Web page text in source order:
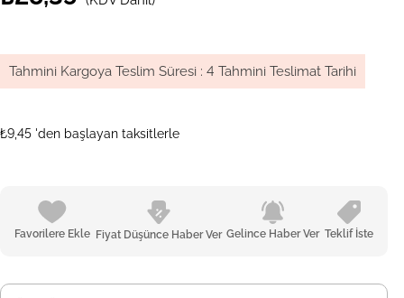
Tahmini Kargoya Teslim Süresi : 4 Tahmini Teslimat Tarihi
₺9,45 'den başlayan taksitlerle
Favorilere Ekle Fiyat Düşünce Haber Ver Gelince Haber Ver Teklif İste